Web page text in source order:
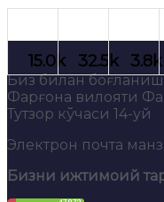
Биз билан
Фарғона вилояти
Тутзор кўчаси 14-уй
Электрон почта
Бизни ижтимоий